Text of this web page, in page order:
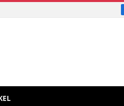
di Kelurahan Maccini Baji